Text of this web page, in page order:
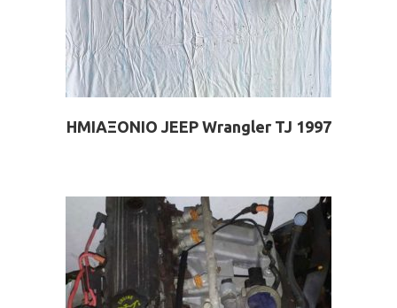
ΗΜΙΑΞΟΝΙΟ JEEP Wrangler TJ 1997